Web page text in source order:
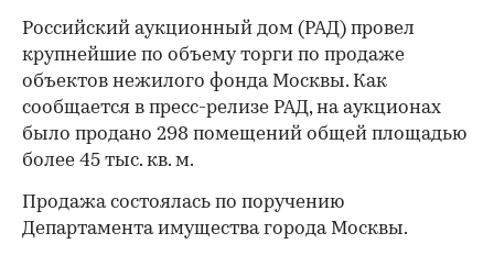
Российский аукционный дом (РАД) провел
крупнейшие по объему торги по продаже
объектов нежилого фонда Москвы. Как
сообщается в пресс-релизе РАД, на аукционах
было продано 298 помещений общей площадью
более 45 тыс. кв. м.
Продажа состоялась по поручению
Департамента имущества города Москвы.